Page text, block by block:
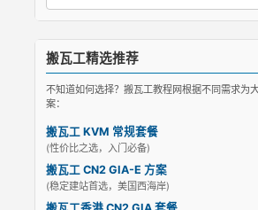
搬瓦工精选推荐
不知道如何选择？搬瓦工教程网根据不同需求为
案：
搬瓦工 KVM 常规套餐
(性价比之选，入门必备)
搬瓦工 CN2 GIA-E 方案
(稳定建站首选，美国西海岸)